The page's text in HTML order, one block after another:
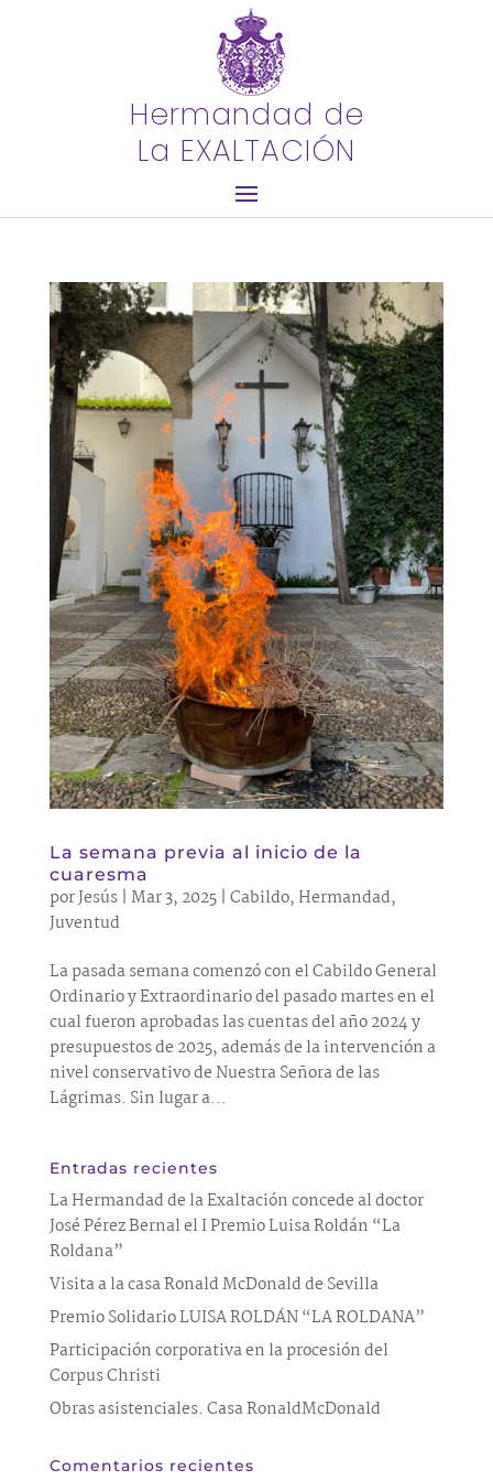
Hermandad de
La EXALTACIÓN
La semana previa al inicio de la
cuaresma
porJesús| Mar 3, 2025| Cabildo,Hermandad,
Juventud
La pasada semana comenzó con el Cabildo General
Ordinario y Extraordinario del pasado martes en el
cual fueron aprobadas las cuentas del año 2024 y
presupuestos de 2025, además de la intervención a
nivel conservativo de Nuestra Señora de las
Lágrimas. Sin lugar a...
Entradas recientes
La Hermandad de la Exaltación concede al doctor
José Pérez Bernal el I Premio Luisa Roldán “La
Roldana”
Visita a la casa Ronald McDonald de Sevilla
Premio Solidario LUISA ROLDÁN “LA ROLDANA”
Participación corporativa en la procesión del
Corpus Christi
Obras asistenciales. Casa RonaldMcDonald
Comentarios recientes